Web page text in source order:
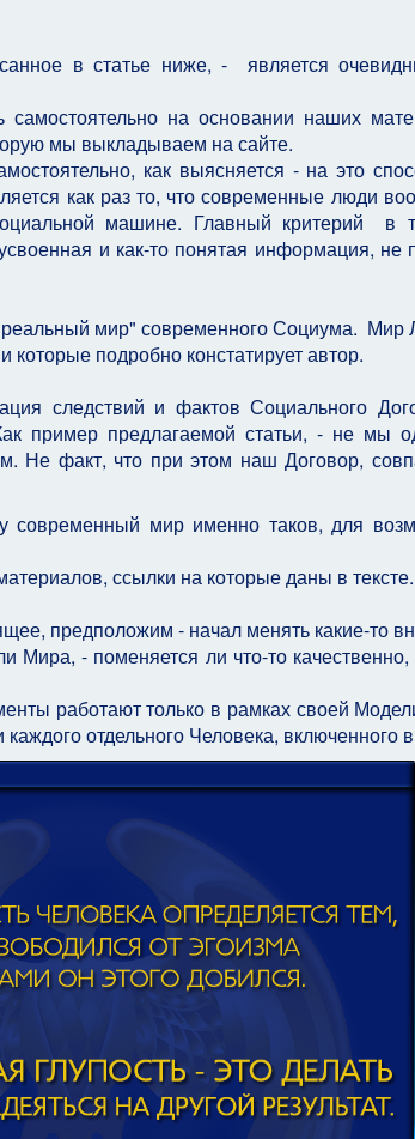
в статье ниже, - является
на основании наших
мы выкладываем на сайте.
как выясняется - на это
как раз то, что современные люди
машине. Главный критерий в
и как-то понятая информация, не
"реальный мир" современного Социума.
подробно констатирует автор.
следствий и фактов Социального
пример предлагаемой статьи, - не мы
Не факт, что при этом наш Договор,
мир именно таков, для
ссылки на которые даны в тексте.
предположим - начал менять какие-то
Мира, - поменяется ли что-то
работают только в рамках своей
отдельного Человека, включенного